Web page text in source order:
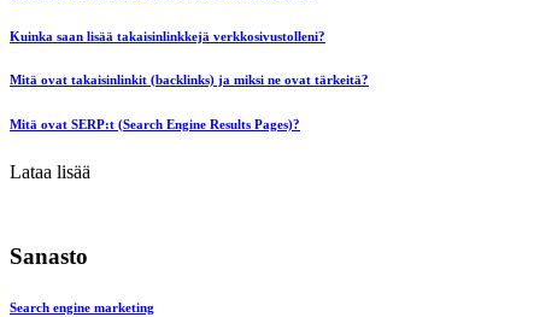
Kuinka saan lisää takaisinlinkkejä verkkosivustolleni?
Mitä ovat takaisinlinkit (backlinks) ja miksi ne ovat tärkeitä?
Mitä ovat SERP:t (Search Engine Results Pages)?
Lataa lisää
Sanasto
Search engine marketing